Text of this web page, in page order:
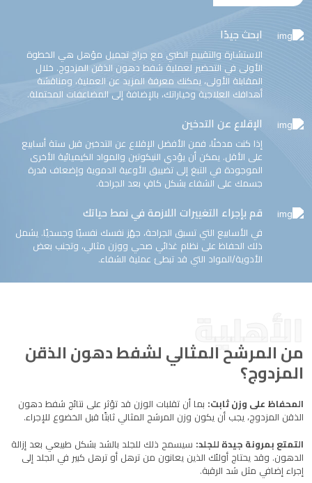
ابحث جيدًا
الاستشارة والتقييم الطبي مع جراح تجميل مؤهل هي الخطوة
الأولى في التحضير لعملية شفط دهون الذقن المزدوج. خلال
المقابلة الأولى، يمكنك معرفة المزيد عن العملية، ومناقشة
أهدافك العلاجية وخياراتك، بالإضافة إلى المضاعفات المحتملة.
الإقلاع عن التدخين
إذا كنت مدخنًا، فمن الأفضل الإقلاع عن التدخين قبل ستة أسابيع
على الأقل. يمكن أن يؤدي النيكوتين والمواد الكيميائية الأخرى
الموجودة في التبغ إلى تضييق الأوعية الدموية وإضعاف قدرة
جسمك على الشفاء بشكل كافٍ بعد الجراحة.
قم بإجراء التغييرات اللازمة في نمط حياتك
في الأسابيع التي تسبق الجراحة، جهّز نفسك نفسيًا وجسديًا. يشمل
ذلك الحفاظ على نظام غذائي صحي ووزن مثالي، وتجنب بعض
الأدوية/المواد التي قد تبطئ عملية الشفاء.
من المرشح المثالي لشفط دهون الذقن
المزدوج؟
المحفاظ على وزن ثابت: بما أن تقلبات الوزن قد تؤثر على نتائج شفط دهون
الذقن المزدوج، يجب أن يكون وزن المرشح المثالي ثابتًا قبل الخضوع للإجراء.
التمتع بمرونة جيدة للجلد: سيسمح ذلك للجلد بالشد بشكل طبيعي بعد إزالة
الدهون. وقد يحتاج أولئك الذين يعانون من ترهل أو ترهل كبير في الجلد إلى
إجراء إضافي مثل شد الرقبة.